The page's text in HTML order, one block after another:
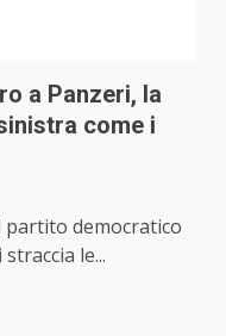
a Panzeri, la
come i
partito democratico
le...